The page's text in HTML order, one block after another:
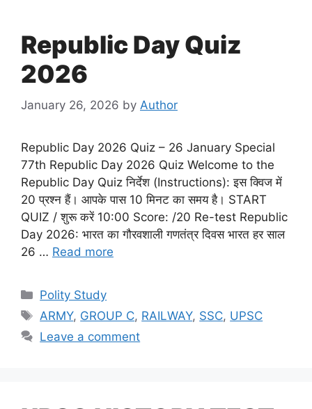
Republic Day Quiz
2026
January 26, 2026 by Author
Republic Day 2026 Quiz – 26 January Special
77th Republic Day 2026 Quiz Welcome to the
Republic Day Quiz निर्देश (Instructions): इस क्विज में
20 प्रश्न हैं। आपके पास 10 मिनट का समय है। START
QUIZ / शुरू करें 10:00 Score: /20 Re-test Republic
Day 2026: भारत का गौरवशाली गणतंत्र दिवस भारत हर साल
26 … Read more
Categories
Polity Study
Tags
ARMY, GROUP C, RAILWAY, SSC, UPSC
Leave a comment